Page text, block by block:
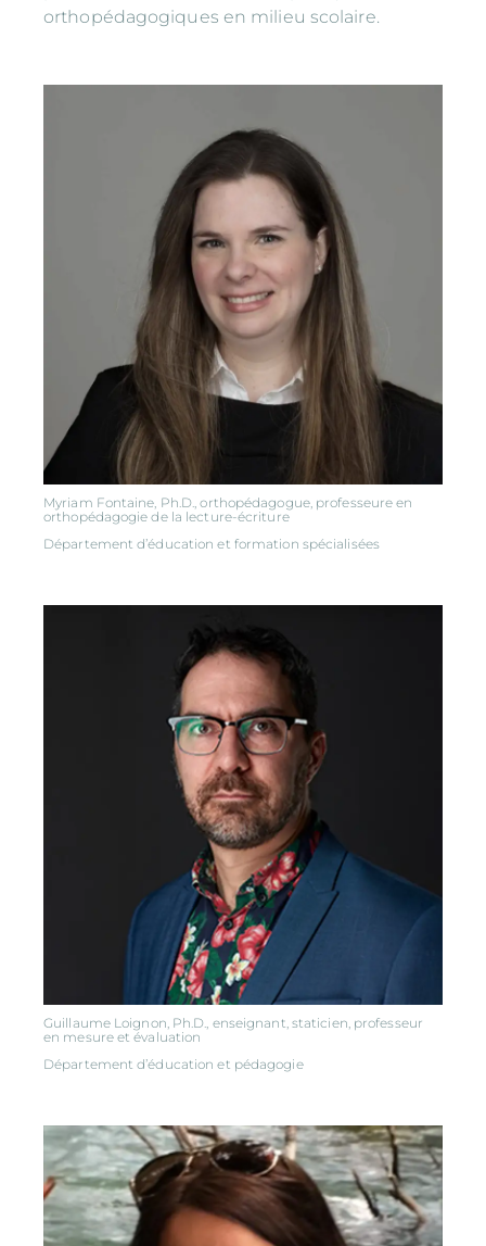
orthopédagogiques en milieu scolaire.
Myriam Fontaine, Ph.D., orthopédagogue, professeure en
orthopédagogie de la lecture-écriture
Département d’éducation et formation spécialisées
Guillaume Loignon, Ph.D., enseignant, staticien, professeur
en mesure et évaluation
Département d’éducation et pédagogie